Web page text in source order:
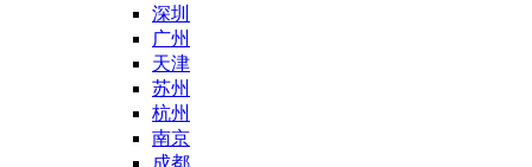
深圳
广州
天津
苏州
杭州
南京
成都